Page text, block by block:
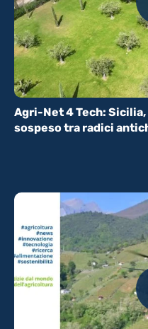
Agri-Net 4 Tech:
sospeso tra radici